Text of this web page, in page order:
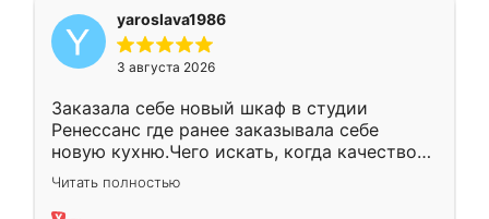
yaroslava1986
3 августа 2026
Заказала себе новый шкаф в студии
Ренессанс где ранее заказывала себе
новую кухню.Чего искать, когда качеством
вполне довольна. Служит кухня уже почти
два года, нареканий нет.
Читать полностью